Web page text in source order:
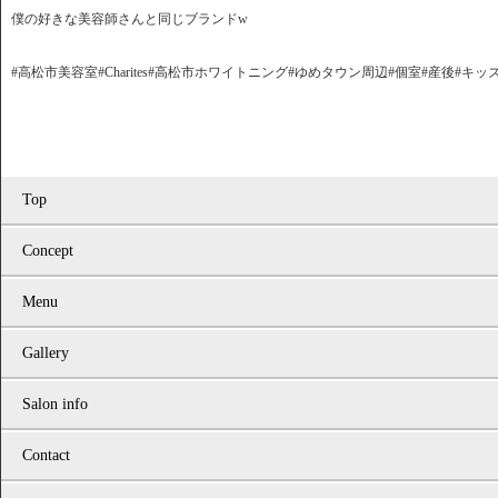
僕の好きな美容師さんと同じブランドw
#高松市美容室#Charites#高松市ホワイトニング#ゆめタウン周辺#個室#産後#キッ
Top
Concept
Menu
Gallery
Salon info
Contact